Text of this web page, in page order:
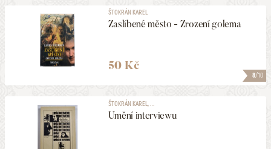
8/10
ŠTOKRÁN KAREL
Zaslíbené město - Zrození golema
50 Kč
ŠTOKRÁN KAREL, ...
Umění interviewu